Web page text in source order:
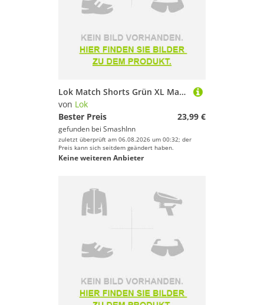
Lok Match Shorts Grün XL Mann
von Lok
Bester Preis
23,99 €
gefunden bei SmashInn
zuletzt überprüft am 06.08.2026 um 00:32; der
Preis kann sich seitdem geändert haben.
Keine weiteren Anbieter